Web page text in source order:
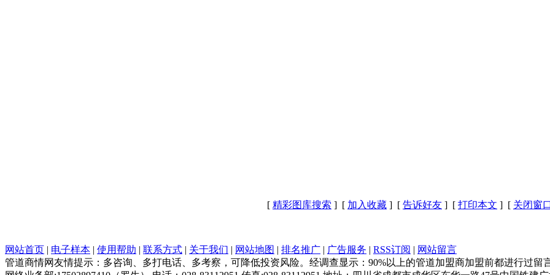
[ 精彩图库搜索 ] [ 加入收藏 ] [ 告诉好友 ] [ 打印本文 ] [ 关闭窗
网站首页 | 电子样本 | 使用帮助 | 联系方式 | 关于我们 | 网站地图 | 排名推广 | 广告服务 | RSS订阅 | 网站留言
管道商情网友情提示：多咨询、多打电话、多考察，可降低投资风险。经调查显示：90%以上的管道加盟商加盟前都进行过留